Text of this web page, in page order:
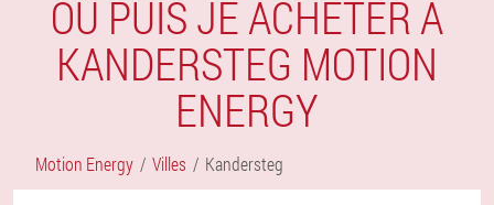
OÙ PUIS JE ACHETER À
KANDERSTEG MOTION
ENERGY
Motion Energy Villes Kandersteg